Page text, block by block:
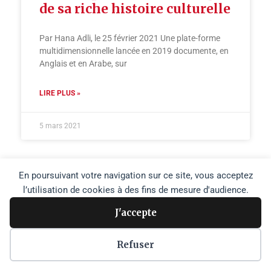
En poursuivant votre navigation sur ce site, vous acceptez
l’utilisation de cookies à des fins de mesure d'audience.
J'accepte
Refuser
de sa riche histoire culturelle
Par Hana Adli, le 25 février 2021 Une plate-forme
multidimensionnelle lancée en 2019 documente, en
Anglais et en Arabe, sur
LIRE PLUS »
5 mars 2021
Copyright © 2026 Agence Media Palestine |